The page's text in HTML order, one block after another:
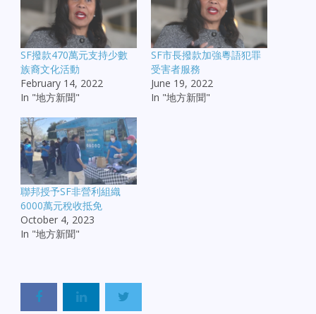
SF撥款470萬元支持少數
族裔文化活動
February 14, 2022
In "地方新聞"
SF市長撥款加強粵語犯罪
受害者服務
June 19, 2022
In "地方新聞"
聯邦授予SF非營利組織
6000萬元稅收抵免
October 4, 2023
In "地方新聞"